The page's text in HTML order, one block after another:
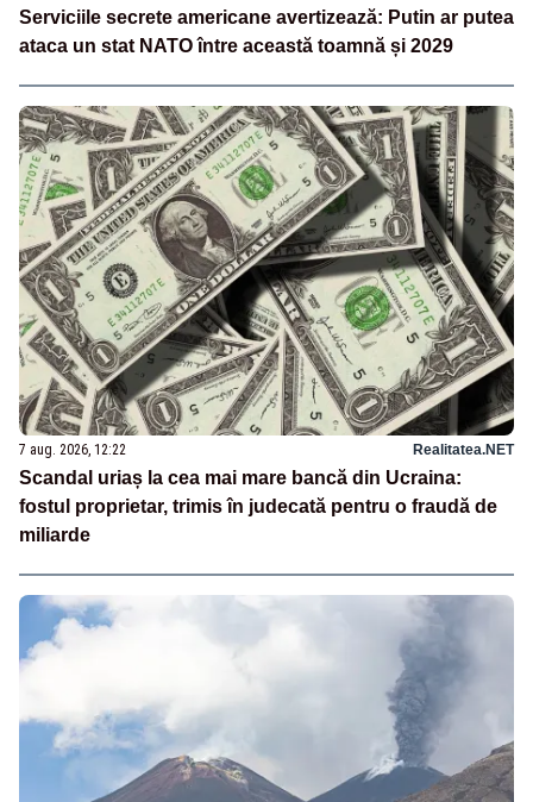
Serviciile secrete americane avertizează: Putin ar putea
ataca un stat NATO între această toamnă și 2029
7 aug. 2026, 12:22 Realitatea.NET
Scandal uriaș la cea mai mare bancă din Ucraina:
fostul proprietar, trimis în judecată pentru o fraudă de
miliarde